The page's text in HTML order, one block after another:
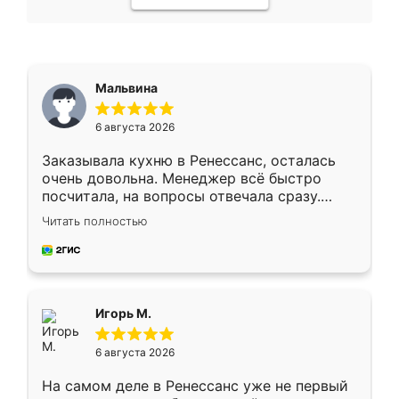
Мальвина
6 августа 2026
Заказывала кухню в Ренессанс, осталась
очень довольна. Менеджер всё быстро
посчитала, на вопросы отвечала сразу.
Замерщик приехал в субботу, подошёл к
делу со всей ответственностью. Собрали
за день, ребята работали аккуратно, даже
Читать полностью
Игорь М.
6 августа 2026
На самом деле в Ренессанс уже не первый